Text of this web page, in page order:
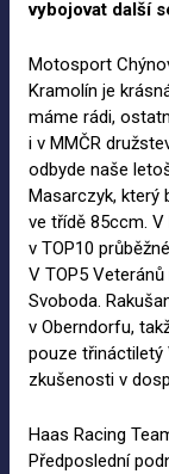
vybojovat další
Motosport
Kramolín je
máme rádi,
i v MMČR
odbyde naše
Masarczyk, který
ve třídě 85ccm.
v TOP10
V TOP5
Svoboda.
v Oberndorfu,
pouze třináctiletý
zkušenosti v
Haas Racing
Předposlední